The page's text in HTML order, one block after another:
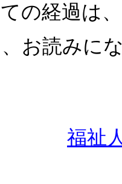
の経過は、
お読みに
福祉